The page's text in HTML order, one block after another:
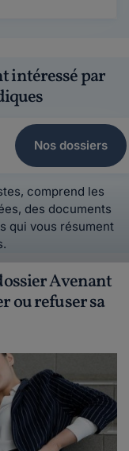
intéressé par
Nos dossiers
comprend les
des documents
qui vous résument
Avenant
ou refuser sa